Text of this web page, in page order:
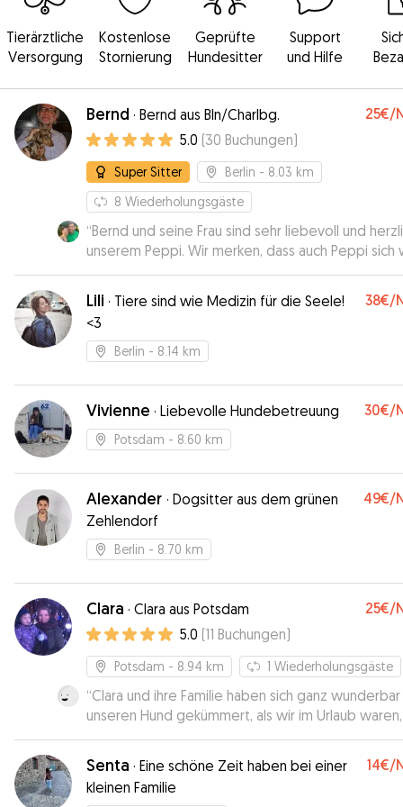
Tierärztliche
Versorgung
Kostenlose
Stornierung
Geprüfte
Hundesitter
Support
und Hilfe
Bernd · Bernd aus Bln/Charlbg. 25€/
5.0 (30 Buchungen)
Super Sitter Berlin - 8.03 km
8 Wiederholungsgäste
“Bernd und seine Frau sind sehr liebevoll und
unserem Peppi. Wir merken, dass auch Peppi sich
fühlt. Sie sind aktiv und beschäftigen sich mit ihm,
sodass bei Peppi keine Langeweile aufkommt.
Beiden waren stets verlässlich und sind auf unsere
Wünsche eingegangen. Wir sind sehr zufrieden und
werden unseren Peppi immer wieder Bernd und
Lili · Tiere sind wie Medizin für die Seele!
<3
38€/
Berlin - 8.14 km
Vivienne · Liebevolle Hundebetreuung 30€/
Potsdam - 8.60 km
Alexander · Dogsitter aus dem grünen
Zehlendorf
49€/
Berlin - 8.70 km
Clara · Clara aus Potsdam 25€/
5.0 (11 Buchungen)
Potsdam - 8.94 km 1 Wiederholungsgäste
“Clara und ihre Familie haben sich ganz wunderbar
unseren Hund gekümmert, als wir im Urlaub
auf Wünsche und Gewohnheiten eingegangen
haben uns mit Fotos und Videos auf dem
gehalten. Lupo hat sich ganz offensichtlich wohl
gefühlt und kam entspannt zu uns zurück. Vielen
Senta · Eine schöne Zeit haben bei einer
kleinen Familie
14€/